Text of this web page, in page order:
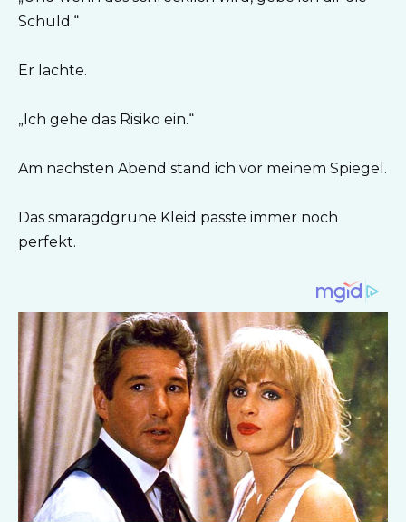
Schuld.“
Er lachte.
„Ich gehe das Risiko ein.“
Am nächsten Abend stand ich vor meinem Spiegel.
Das smaragdgrüne Kleid passte immer noch
perfekt.